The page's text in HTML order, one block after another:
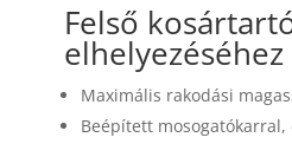
Felső
elhelyezéséhez
Maximális rakodási
Beépített